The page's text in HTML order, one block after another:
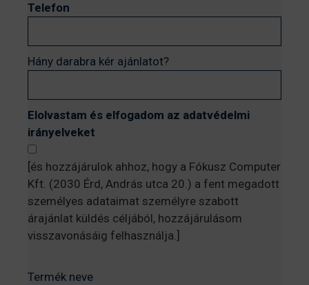
Telefon
Hány darabra kér ajánlatot?
Elolvastam és elfogadom az adatvédelmi
irányelveket
[és hozzájárulok ahhoz, hogy a Fókusz Computer
Kft. (2030 Érd, András utca 20.) a fent megadott
személyes adataimat személyre szabott
árajánlat küldés céljából, hozzájárulásom
visszavonásáig felhasználja.]
Termék neve